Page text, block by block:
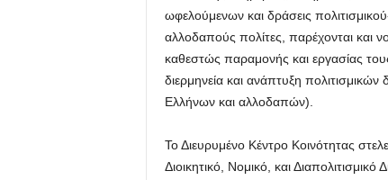
ωφελούμενων και δράσεις
αλλοδαπούς πολίτες, παρέχονται και
καθεστώς παραμονής και εργασίας
διερμηνεία και ανάπτυξη
Ελλήνων και αλλοδαπών).
Το Διευρυμένο Κέντρο Κοινότητας
Διοικητικό, Νομικό, και